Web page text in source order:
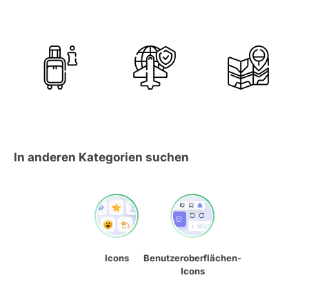
In anderen Kategorien suchen
Icons
Benutzeroberflächen-
Icons